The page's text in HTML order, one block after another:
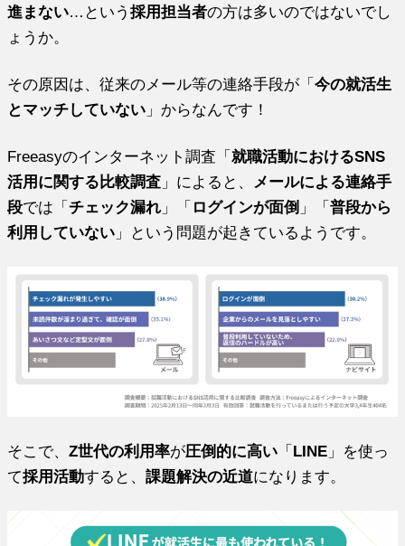
進まない…という採用担当者の方は多いのではないでし
ょうか。
その原因は、従来のメール等の連絡手段が「今の就活生
とマッチしていない 」からなんです！
Freeasyのインターネット調査「就職活動におけるSNS
活用に関する比較調査 」によると、
メールによる連絡手
段では「チェック漏れ 」「 ログインが面倒 」「普段から
利用していない 」という問題が起きているようです。
そこで、Z世代の利用率が圧倒的に高い 「 LINE 」を使っ
て採用活動すると、課題解決の近道になります。